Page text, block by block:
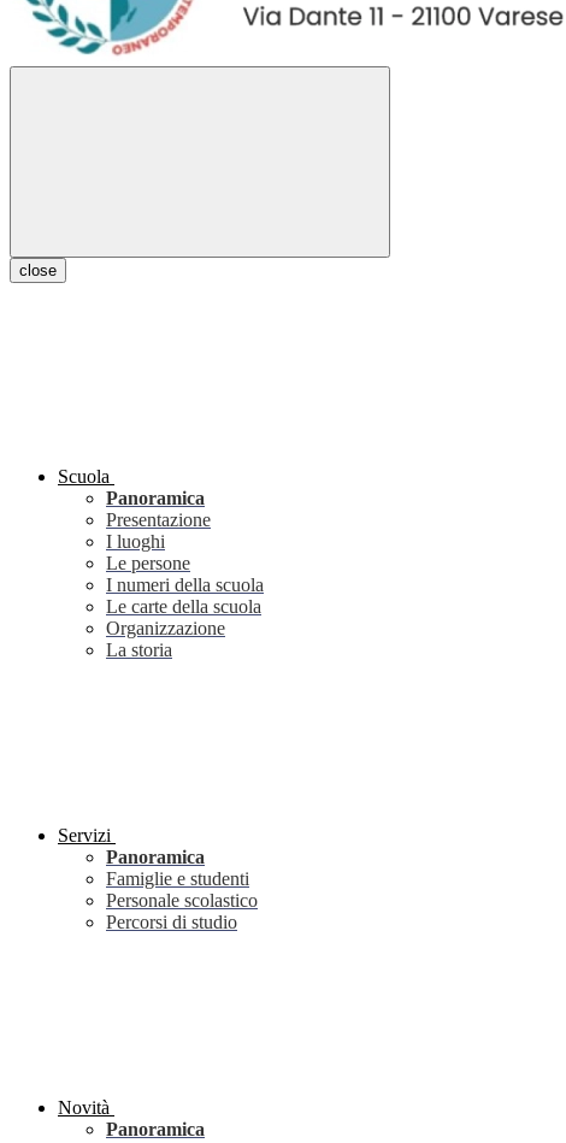
close
Scuola
Panoramica
Presentazione
I luoghi
Le persone
I numeri della scuola
Le carte della scuola
Organizzazione
La storia
Servizi
Panoramica
Famiglie e studenti
Personale scolastico
Percorsi di studio
Novità
Panoramica